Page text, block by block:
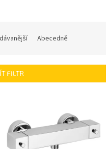
Abecedně
FILTR